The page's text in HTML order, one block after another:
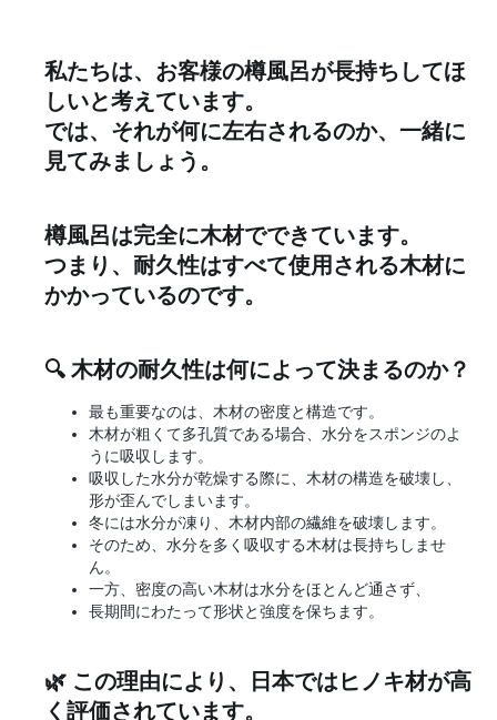
私たちは、お客様の樽風呂が長持ちしてほ
しいと考えています。
では、それが何に左右されるのか、一緒に
見てみましょう。
樽風呂は完全に木材でできています。
つまり、耐久性はすべて使用される木材に
かかっているのです。
🔍 木材の耐久性は何によって決まるのか？
最も重要なのは、木材の密度と構造です。
木材が粗くて多孔質である場合、水分をスポンジのよ
うに吸収します。
吸収した水分が乾燥する際に、木材の構造を破壊し、
形が歪んでしまいます。
冬には水分が凍り、木材内部の繊維を破壊します。
そのため、水分を多く吸収する木材は長持ちしませ
ん。
一方、密度の高い木材は水分をほとんど通さず、
長期間にわたって形状と強度を保ちます。
🌿 この理由により、日本ではヒノキ材が高
く評価されています。